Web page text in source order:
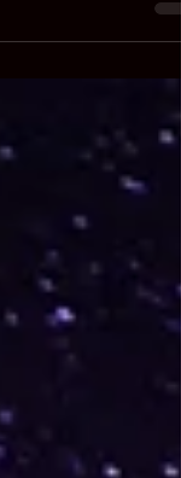
북도 청주시 흥덕구 운
련 상권 정보를 찾는
로 운천동 휴게텔의 개념
정보를 확인할 때 참
니다. 청주 운천동 휴게
무엇인가 청주 운천동
동 일대를 중심으로 형
권 정보를 통칭하는 표현
의 중심 도시로 다양한
시설이 함께 형성된 도
도심 생활권과 가까운
상업시설이 함께 자리
. 이러한 지역 환경 덕분
업시설과 편의시설 등이
요가 꾸준히 이어지고